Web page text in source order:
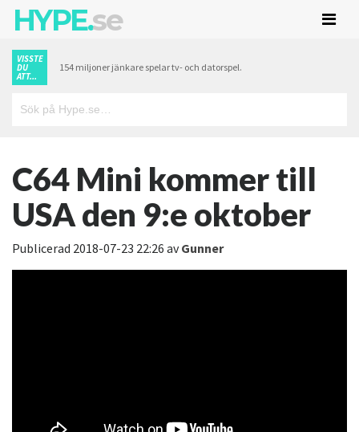
HYPE.se
VISSTE
DU
ATT...
154 miljoner jänkare spelar tv- och datorspel.
C64 Mini kommer till
USA den 9:e oktober
Publicerad 2018-07-23 22:26 avGunner